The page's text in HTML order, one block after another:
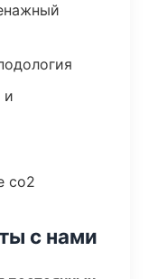
и
co2
с нами